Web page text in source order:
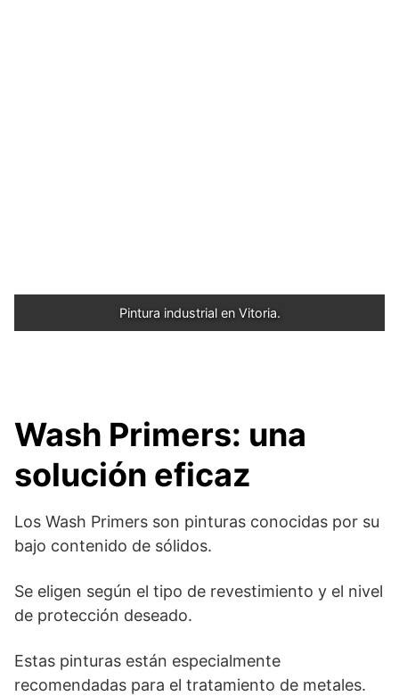
Pintura industrial en Vitoria.
Wash Primers: una
solución eficaz
Los Wash Primers son pinturas conocidas por su
bajo contenido de sólidos.
Se eligen según el tipo de revestimiento y el nivel
de protección deseado.
Estas pinturas están especialmente
recomendadas para el tratamiento de metales.